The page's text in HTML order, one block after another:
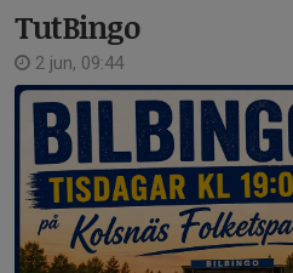
TutBingo
2 jun, 09:44